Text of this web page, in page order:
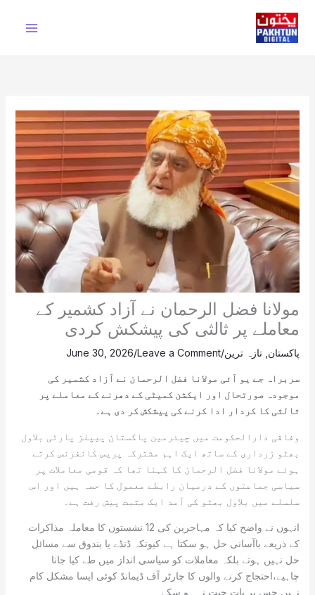
content
مولانا فضل الرحمان نے آزاد کشمیر کے
معاملے پر ثالثی کی پیشکش کردی
پاکستان تازہ ترین/
Leave a Comment
/
June 30, 2026
سربراہ جے یو آئی مولانا فضل الرحمان نے آزاد کشمیر کی
موجودہ صورتحال اور ایکشن کمیٹی کے دھرنے کے معاملے پر
ثالثی کا کردار ادا کرنے کی پیشکش کر دی ہے۔
وفاقی دارالحکومت میں چیئرمین پاکستان پیپلز پارٹی بلاول
بھٹو زرداری کے ساتھ ایک اہم مشترکہ پریس کانفرنس کرتے
ہوئے مولانا فضل الرحمان کا کہنا تھا کہ قومی معاملات پر
سیاسی جماعتوں کے درمیان رابطے معمول کا حصہ ہیں اور اس
سلسلے میں بلاول بھٹو کی آمد ایک مثبت پیش رفت ہے۔
انہوں نے واضح کیا کہ مہاجرین کی 12 نشستوں کا معاملہ مذاکرات
کے ذریعے باآسانی حل ہو سکتا ہے کیونکہ ڈنڈے یا بندوق سے مسائل
حل نہیں ہوتے بلکہ معاملات کو سیاسی انداز میں طے کیا جانا
چاہیے،احتجاج کرنے والوں کا چارٹر آف ڈیمانڈ کوئی ایسا مشکل کام
نہیں جس پر بات چیت نہ ہو سکے۔